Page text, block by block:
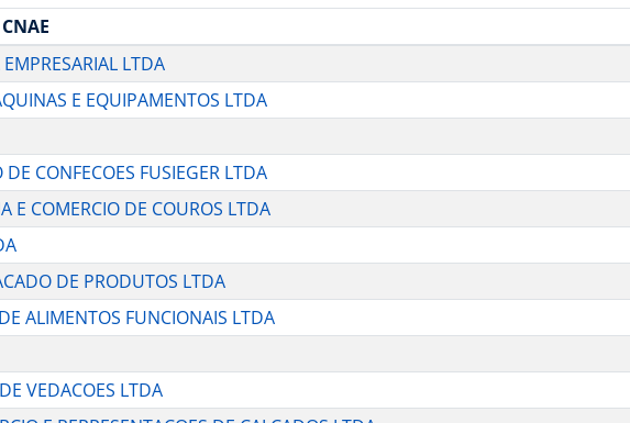
LTDA
E EQUIPAMENTOS LTDA
CONFECOES FUSIEGER LTDA
E COMERCIO DE COUROS LTDA
DE PRODUTOS LTDA
ALIMENTOS FUNCIONAIS LTDA
VEDACOES LTDA